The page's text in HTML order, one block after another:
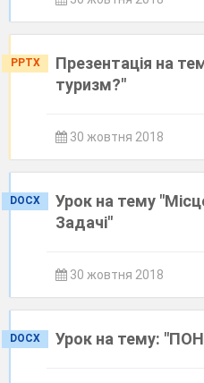
PPTX
Презентація на
туризм?"
30 жовтня 2018
DOCX
Урок на тему
Задачі"
30 жовтня 2018
DOCX Урок на тему: